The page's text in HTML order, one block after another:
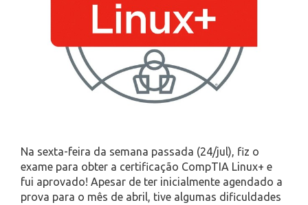
Na sexta-feira da semana passada (24/jul), fiz o
exame para obter a certificação CompTIA Linux+ e
fui aprovado! Apesar de ter inicialmente agendado a
prova para o mês de abril, tive algumas dificuldades